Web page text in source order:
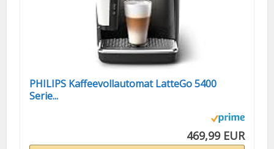
PHILIPS Kaffeevollautomat LatteGo 5400
Serie...
469,99 EUR